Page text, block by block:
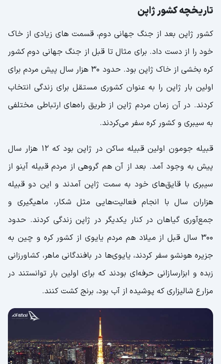
خیابان چوئو دوری در توکیو Chuo-dori
چهار راه شیبویای توکیو Shibuya
خیابان آمیوکو Ueno Ameyoko
سوغات ژاپن
پرچم کشور ژاپن
تاریخچه کشور ژاپن
کشور ژاپن بعد از جنگ جهانی دوم، قسمت های زیادی از خاک
خود را از دست داد. برای مثال تا قبل از جنگ جهانی دوم کشور
کره بخشی از خاک ژاپن بود. حدود ۳۰ هزار سال پیش مردم برای
اولین بار ژاپن را به عنوان کشوری مستقل برای زندگی انتخاب
کردند. در آن زمان مردم ژاپن از طریق راه‌های ارتباطی مختلفی
به سیبری و کشور کره سفر می‌کردند.
قبیله جومون اولین قبیله ساکن در ژاپن بود که 12 هزار سال
پیش به وجود آمد. بعد از آن هم گروهی از مردم قبیله آینو از
سیبری با قایق‌های خود به سمت ژاپن آمدند و این دو قبیله
هزاران سال با انجام فعالیت‌هایی مثل شکار، ماهیگیری و
جمع‌آوری گیاهان در کنار یکدیگر در ژاپن زندگی کردند. حدود
۳۰۰ سال قبل از میلاد هم مردم یایوی از کشور کره و چین به
جزیره هونشو سفر کردند، یایوی‌ها در بافندگانی ماهر، کشاورزانی
زبده و ابزارسازانی حرفه‌ای بودند که برای اولین بار توانستند در
مزارع شالیزاری که پوشیده از آب بود، برنج کشت کنند.